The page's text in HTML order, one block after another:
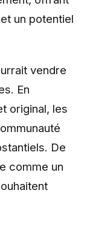
un potentiel
vendre
En
original, les
De
comme un